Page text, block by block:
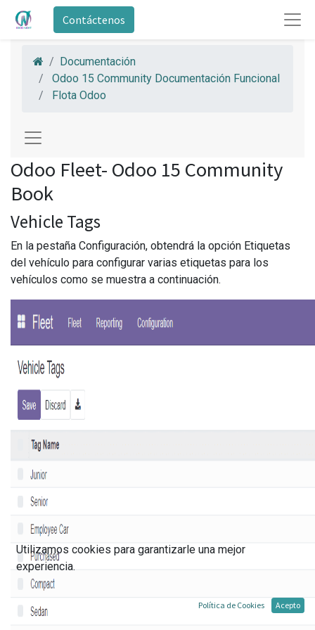
Contáctenos
Documentación
Odoo 15 Community Documentación Funcional
Flota Odoo
Odoo Fleet- Odoo 15 Community
Book
Vehicle Tags
En la pestaña Configuración, obtendrá la opción Etiquetas
del vehículo para configurar varias etiquetas para los
vehículos como se muestra a continuación.
Utilizamos cookies para garantizarle una mejor
experiencia.
Política de Cookies Acepto